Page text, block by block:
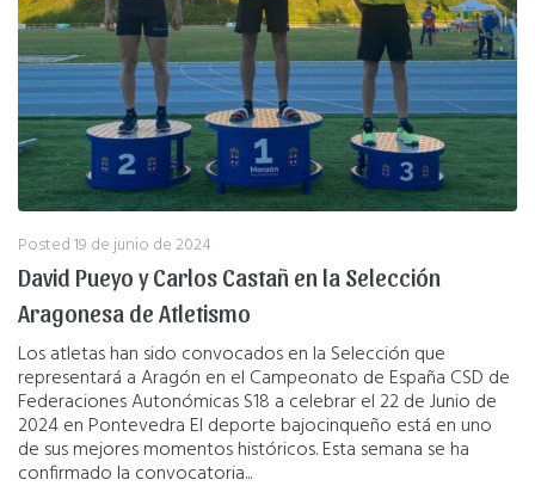
Posted19 de junio de 2024
David Pueyo y Carlos Castañ en la Selección
Aragonesa de Atletismo
Los atletas han sido convocados en la Selección que
representará a Aragón en el Campeonato de España CSD de
Federaciones Autonómicas S18 a celebrar el 22 de Junio de
2024 en Pontevedra El deporte bajocinqueño está en uno
de sus mejores momentos históricos. Esta semana se ha
confirmado la convocatoria...